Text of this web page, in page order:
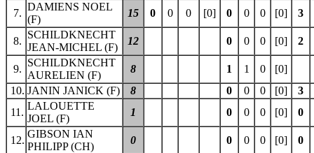
7.
DAMIENS NOEL
(F)
15 0 0 0 [0] 0 0 0 [0] 3
8.
SCHILDKNECHT
JEAN-MICHEL (F)
12 0 0 0 [0] 2
9.
SCHILDKNECHT
AURELIEN (F)
8 1 1 0
[0]
10. JANIN JANICK (F) 8 0 0 0 [0]
3
11.
LALOUETTE
JOEL (F)
1 0 0 0 [0] 0
12.
GIBSON IAN
PHILIPP (CH)
0 0 0 0 [0] 0